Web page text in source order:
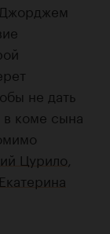
не дать
в коме сына
Цурило,
Екатерина